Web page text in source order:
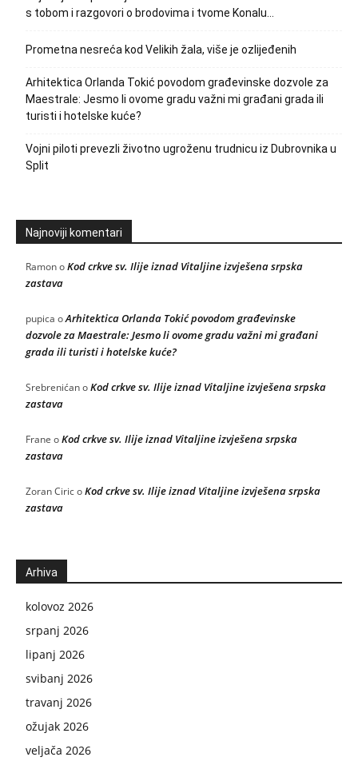
s tobom i razgovori o brodovima i tvome Konalu…
Prometna nesreća kod Velikih žala, više je ozlijeđenih
Arhitektica Orlanda Tokić povodom građevinske dozvole za
Maestrale: Jesmo li ovome gradu važni mi građani grada ili
turisti i hotelske kuće?
Vojni piloti prevezli životno ugroženu trudnicu iz Dubrovnika u
Split
Najnoviji komentari
RamonoKod crkve sv. Ilije iznad Vitaljine izvješena srpska
zastava
pupica oArhitektica Orlanda Tokić povodom građevinske
dozvole za Maestrale: Jesmo li ovome gradu važni mi građani
grada ili turisti i hotelske kuće?
SrebrenićanoKod crkve sv. Ilije iznad Vitaljine izvješena srpska
zastava
Frane oKod crkve sv. Ilije iznad Vitaljine izvješena srpska
zastava
Zoran CiricoKod crkve sv. Ilije iznad Vitaljine izvješena srpska
zastava
Arhiva
kolovoz 2026
srpanj 2026
lipanj 2026
svibanj 2026
travanj 2026
ožujak 2026
veljača 2026